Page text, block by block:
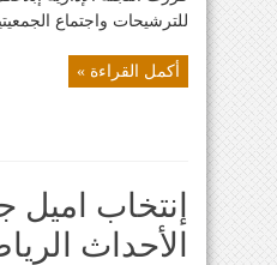
للترشيحات واجتماع
أكمل القراءة »
إنتخاب اميل
الأحداث